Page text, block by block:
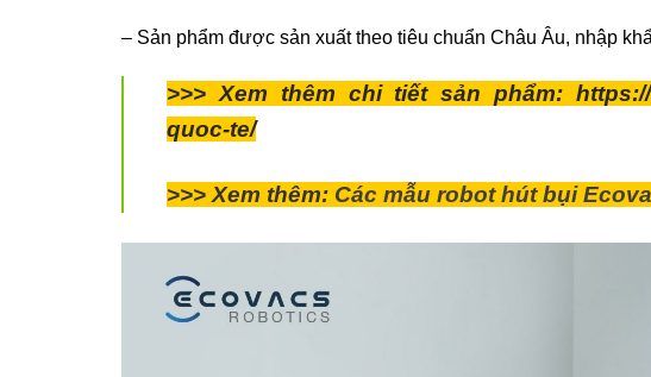
– Sản phẩm được sản xuất theo tiêu chuẩn Châu Âu, nhập
>>> Xem thêm chi tiết sản phẩm:
quoc-te/
>>> Xem thêm: Các mẫu robot hút bụi